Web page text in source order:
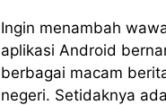
Ingin menambah
aplikasi Android
berbagai macam
negeri. Setidaknya